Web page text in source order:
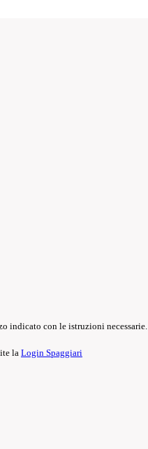
indicato con le istruzioni necessarie.
la Login Spaggiari